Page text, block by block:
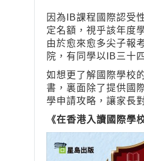
因為IB課程國際認受
定名額，視乎該年度
由於愈來愈多尖子報
院，有同學以IB三十
如想更了解國際學校
書，裏面除了提供國
學申請攻略，讓家長
《在香港入讀國際學